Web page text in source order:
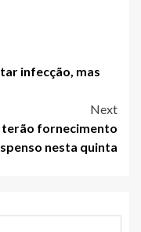
infecção, mas
Next
terão fornecimento
nesta quinta